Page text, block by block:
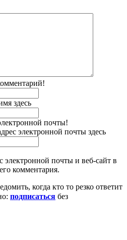
здесь
почты!
электронной почты здесь
электронной почты и веб-сайт в
комментария.
когда кто то резко ответит
подписаться без